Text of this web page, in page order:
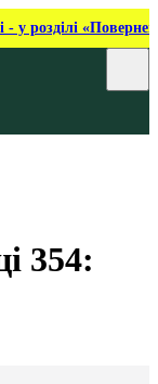
- у розділі
354: